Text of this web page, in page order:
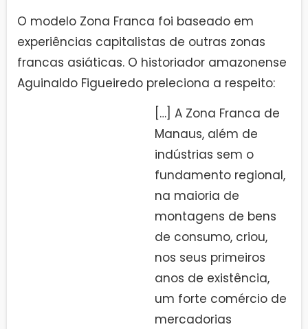
O modelo Zona Franca foi baseado em
experiências capitalistas de outras zonas
francas asiáticas. O historiador amazonense
Aguinaldo Figueiredo preleciona a respeito:
[…] A Zona Franca de
Manaus, além de
indústrias sem o
fundamento regional,
na maioria de
montagens de bens
de consumo, criou,
nos seus primeiros
anos de existência,
um forte comércio de
mercadorias